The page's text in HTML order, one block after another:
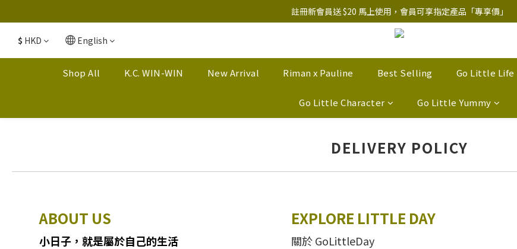
註冊新會員送 $20 馬上使用，會員可享指定產品「​專享價」
註冊新會員送 $20 馬上使用，會員可享指定產品「​專享價」
B.Y.O.B Mask Collection 任選優惠: 4件9折
註冊新會員送 $20 馬上使用，會員可享指定產品「​專享價」
$ HKD English
Shop All K.C. WIN-WIN New Arrival Riman x Pauline Best Selling Go Little Life
Go Little Character Go Little Yummy
DELIVERY POLICY
ABOUT US
小日子 ， 就是屬於自己的生活
EXPLORE LITTLE DAY
關於 GoLittleDay